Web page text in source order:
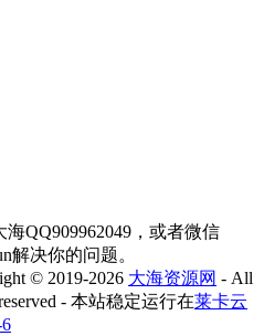
海QQ909962049，或者微信
解决你的问题。
© 2019-2026 大海资源网 - All
- 本站稳定运行在莱卡云